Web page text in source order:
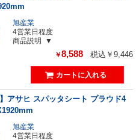
旭産業
4営業日程度
商品説明
￥8,588 税込￥9,446
】アサヒ スパッタシート プラウド4
旭産業
4営業日程度